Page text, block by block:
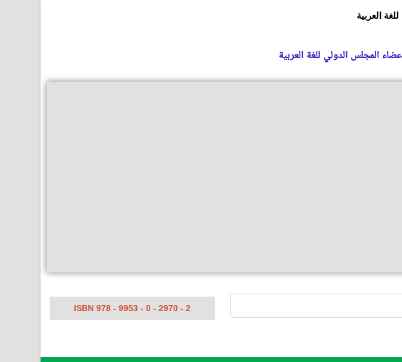
العربية
المجلس الدولي للغة العربية
ISBN 978 - 9953 - 0 - 2970 - 2